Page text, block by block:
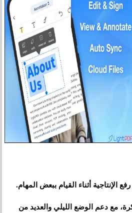
الإنتاجية أثناء القيام ببعض المهام.
مع دعم الوضع الليلي والعديد من